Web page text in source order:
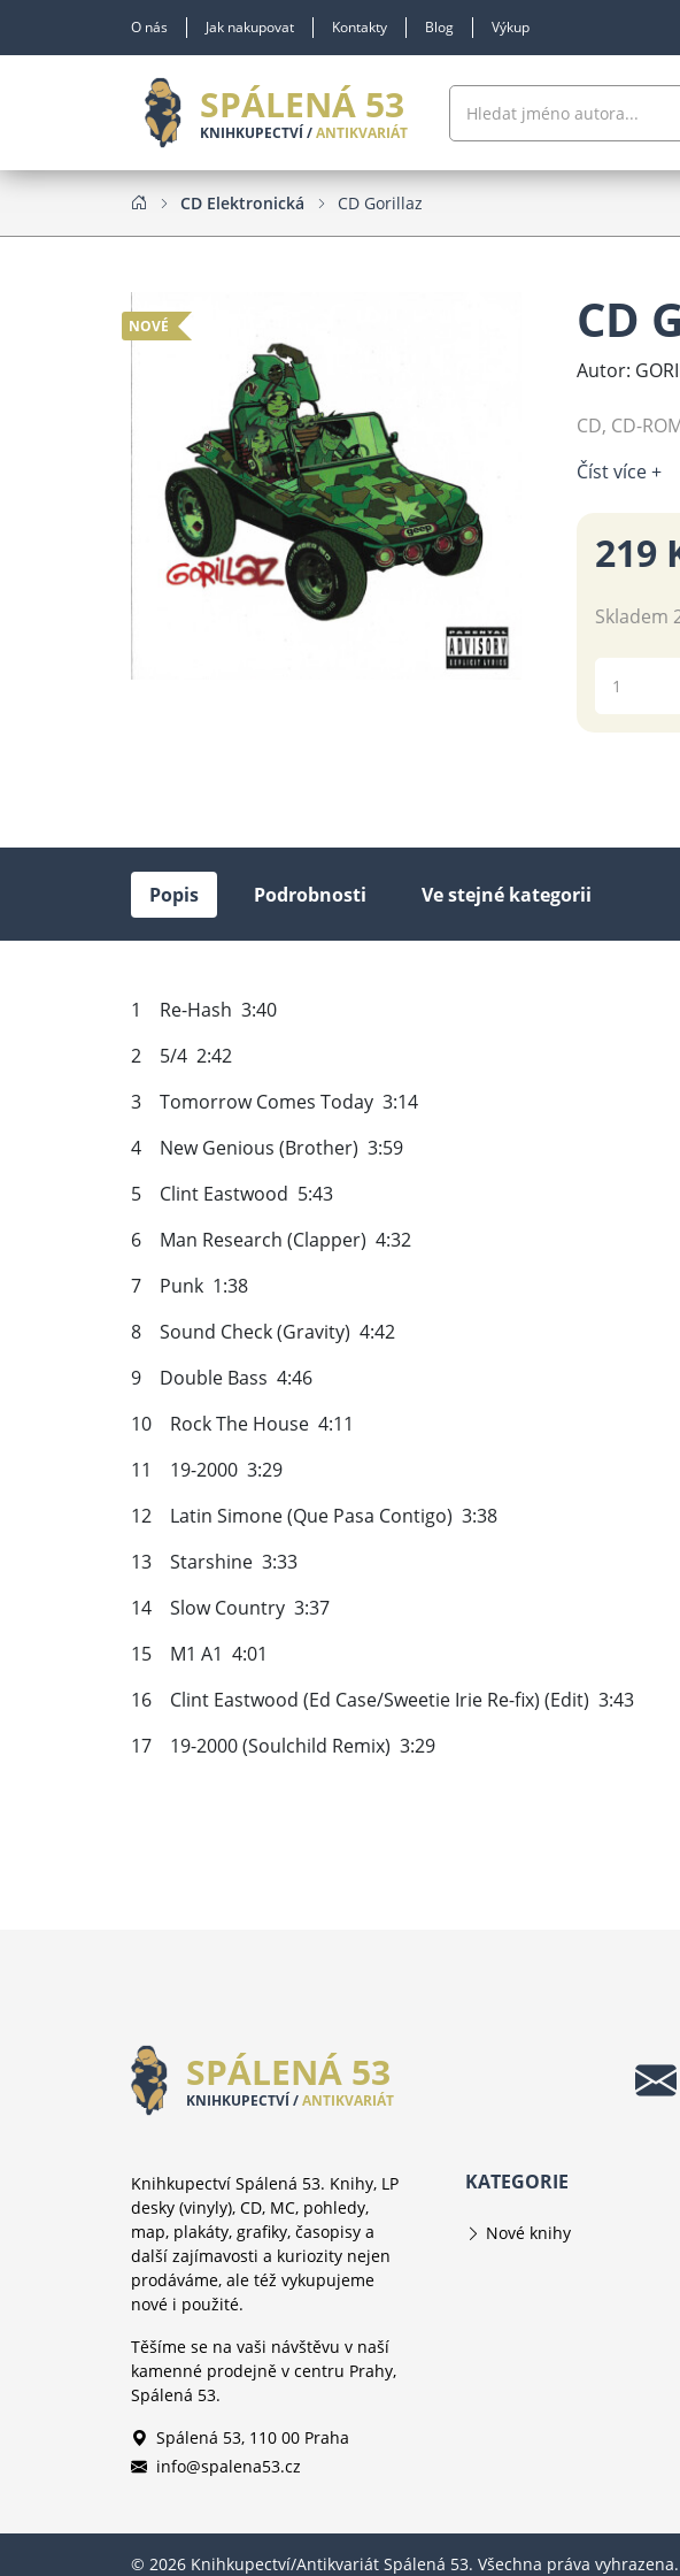
O nás Jak nakupovat Kontakty Blog Výkup
SPÁLENÁ 53
KNIHKUPECTVÍ /ANTIKVARIÁT
CD Elektronická CD Gorillaz
NOVÉ CD
Autor:
CD, CD-
Číst více +
219
Skladem
Popis Podrobnosti Ve stejné kategorii
1 Re-Hash 3:40
2 5/4 2:42
3 Tomorrow Comes Today 3:14
4 New Genious (Brother) 3:59
5 Clint Eastwood 5:43
6 Man Research (Clapper) 4:32
7 Punk 1:38
8 Sound Check (Gravity) 4:42
9 Double Bass 4:46
10 Rock The House 4:11
11 19-2000 3:29
12 Latin Simone (Que Pasa Contigo) 3:38
13 Starshine 3:33
14 Slow Country 3:37
15 M1 A1 4:01
16 Clint Eastwood (Ed Case/Sweetie Irie Re-fix) (Edit) 3:43
17 19-2000 (Soulchild Remix) 3:29
SPÁLENÁ 53
KNIHKUPECTVÍ /ANTIKVARIÁT
Knihkupectví Spálená 53. Knihy, LP
desky (vinyly), CD, MC, pohledy,
map, plakáty, grafiky, časopisy a
další zajímavosti a kuriozity nejen
prodáváme, ale též vykupujeme
nové i použité.
Těšíme se na vaši návštěvu v naší
kamenné prodejně v centru Prahy,
Spálená 53.
Spálená 53, 110 00 Praha
info@spalena53.cz
KATEGORIE
Nové knihy
© 2026 Knihkupectví/Antikvariát Spálená 53. Všechna práva